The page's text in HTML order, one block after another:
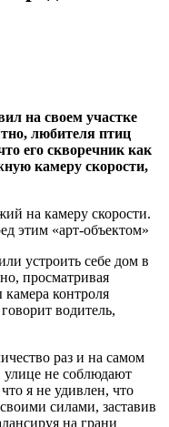
на своем участке
любителя птиц
его скворечник как
камеру скорости,
устроить себе дом в
просматривая
камера контроля
водитель,
раз и на самом
улице не соблюдают
я не удивлен, что
силами, заставив
на грани